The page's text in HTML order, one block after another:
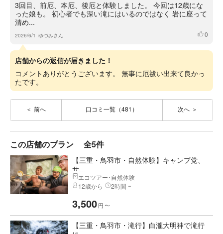
3回目、前厄、本厄、後厄と体験しました。 今回は12歳にな
った娘も。 初心者でも深い滝にはいるのではなく 岩に座って
清め...
2026/6/1 ゆづみさん いいね
0
店舗からの返信が届きました！
コメントありがとうございます。 無事に厄祓い出来て良かっ
たです。
前へ 口コミ一覧（481） 次へ
この店舗のプラン 全5件
【三重・鳥羽市・自然体験】キャンプ党、
サ...
エコツアー･自然体験
12歳から
2時間 ~
3,500円 〜
【三重・鳥羽市・滝行】白瀧大明神で滝行